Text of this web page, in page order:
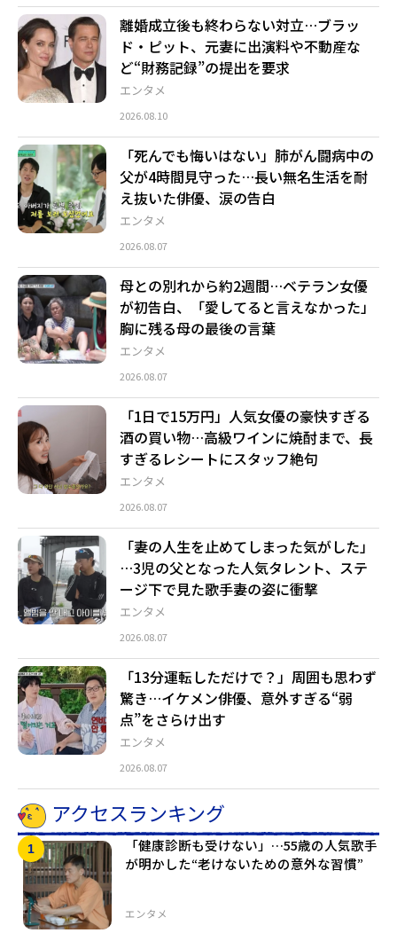
エンタメ
離婚成立後も終わらない対立…ブラッ
ド・ピット、元妻に出演料や不動産な
ど“財務記録”の提出を要求
2026.08.10
エンタメ
「死んでも悔いはない」肺がん闘病中の
父が4時間見守った…長い無名生活を耐
え抜いた俳優、涙の告白
2026.08.07
エンタメ
母との別れから約2週間…ベテラン女優
が初告白、「愛してると言えなかった」
胸に残る母の最後の言葉
2026.08.07
エンタメ
「1日で15万円」人気女優の豪快すぎる
酒の買い物…高級ワインに焼酎まで、長
すぎるレシートにスタッフ絶句
2026.08.07
エンタメ
「妻の人生を止めてしまった気がした」
…3児の父となった人気タレント、ステ
ージ下で見た歌手妻の姿に衝撃
2026.08.07
エンタメ
「13分運転しただけで？」周囲も思わず
驚き…イケメン俳優、意外すぎる“弱
点”をさらけ出す
2026.08.07
アクセスランキング
エンタメ
「健康診断も受けない」…55歳の人気歌手
が明かした“老けないための意外な習慣”